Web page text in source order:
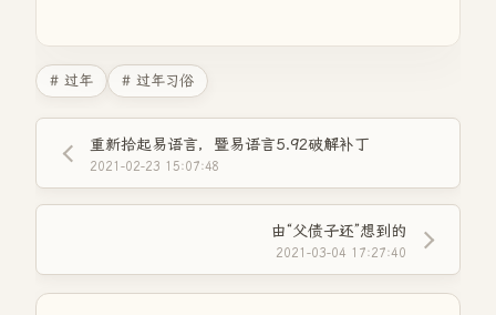
# 过年 # 过年习俗
重新拾起易语言，暨易语言5.92破解补丁
2021-02-23 15:07:48
由“父债子还”想到的
2021-03-04 17:27:40